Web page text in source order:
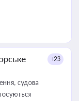
+23
судова